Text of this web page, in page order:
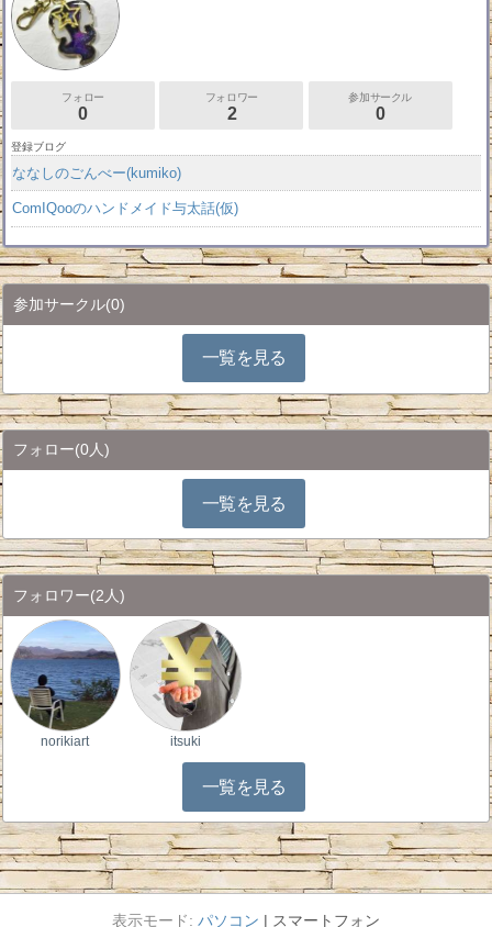
フォロー
0
フォロワー
2
参加サークル
0
登録ブログ
ななしのごんべー(kumiko)
ComIQooのハンドメイド与太話(仮)
参加サークル(0)
一覧を見る
フォロー(0人)
一覧を見る
フォロワー(2人)
norikiart itsuki
一覧を見る
パソコン スマートフォン